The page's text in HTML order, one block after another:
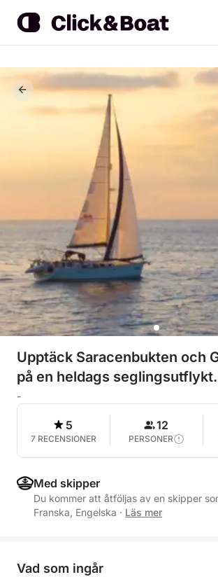
Upptäck Saracenbukten och
på en heldags seglingsutflykt.
-
5
7 RECENSIONER
12
PERSONER
Med skipper
Du kommer att åtföljas av en skipper
Franska, Engelska · Läs mer
Vad som ingår